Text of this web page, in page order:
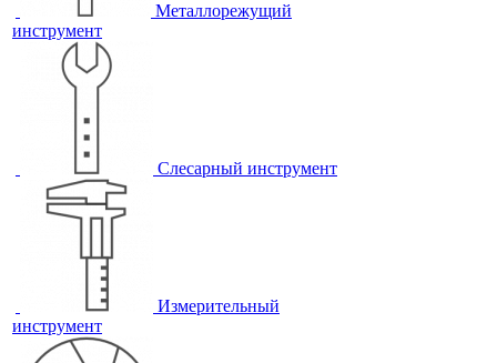
Металлорежущий
инструмент
Слесарный инструмент
Измерительный
инструмент